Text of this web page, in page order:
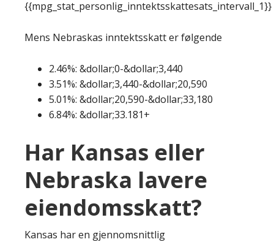
{{mpg_stat_personlig_inntektsskattesats_intervall_1}}
Mens Nebraskas inntektsskatt er følgende
2.46%: &dollar;0-&dollar;3,440
3.51%: &dollar;3,440-&dollar;20,590
5.01%: &dollar;20,590-&dollar;33,180
6.84%: &dollar;33.181+
Har Kansas eller
Nebraska lavere
eiendomsskatt?
Kansas har en gjennomsnittlig